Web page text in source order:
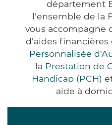
département
l'ensemble de la
vous accompagne
d'aides financières
Personnalisée
la Prestation de
Handicap (PCH)
aide à